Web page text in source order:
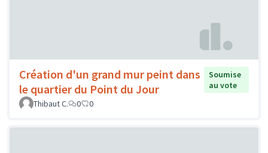
Création d'un grand mur peint dans
le quartier du Point du Jour
Soumise
au vote
Thibaut C.
0 0